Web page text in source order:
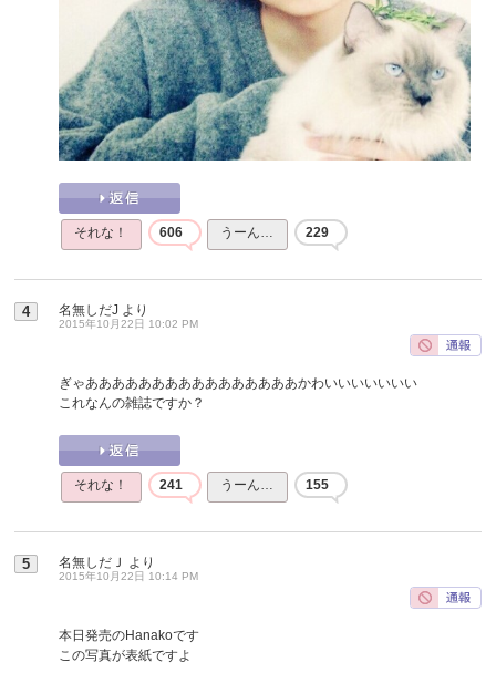
それな！ 606 うーん… 229
4 名無しだJ より
2015年10月22日 10:02 PM
ぎゃああああああああああああああああかわいいいいいいい
これなんの雑誌ですか？
それな！ 241 うーん… 155
5 名無しだＪ より
2015年10月22日 10:14 PM
本日発売のHanakoです
この写真が表紙ですよ